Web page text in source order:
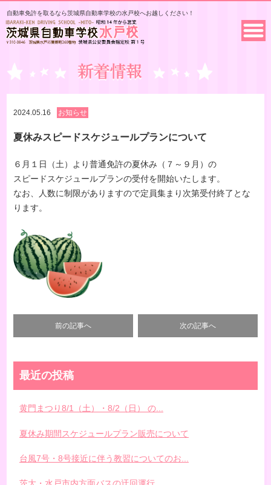
自動車免許を取るなら茨城県自動車学校の水戸校へお越しください！
2024.05.16 お知らせ
夏休みスピードスケジュールプランについて
６月１日（土）より普通免許の夏休み（７～９月）の
スピードスケジュールプランの受付を開始いたします。
なお、人数に制限がありますので定員集まり次第受付終了とな
ります。
前の記事へ 次の記事へ
最近の投稿
黄門まつり8/1（土）・8/2（日） の...
夏休み期間スケジュールプラン販売について
台風7号・8号接近に伴う教習についてのお...